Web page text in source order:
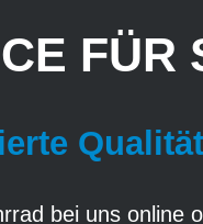
FÜR
bei uns online